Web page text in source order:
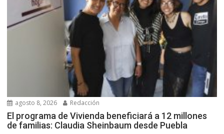
agosto 8, 2026 Redacción
El programa de Vivienda beneficiará a 12 millones
de familias: Claudia Sheinbaum desde Puebla